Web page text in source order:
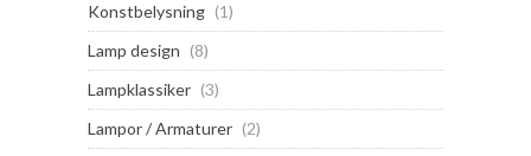
Konstbelysning (1)
Lamp design (8)
Lampklassiker (3)
Lampor / Armaturer (2)